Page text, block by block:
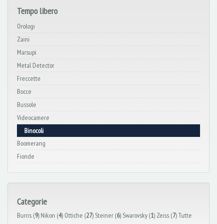
Tempo libero
Orologi
Zaini
Marsupi
Metal Detector
Freccette
Bocce
Bussole
Videocamere
Binocoli
Boomerang
Fionde
Categorie
Burris (9) Nikon (4) Ottiche (27) Steiner (6) Swarovsky (1) Zeiss (7)Tutte